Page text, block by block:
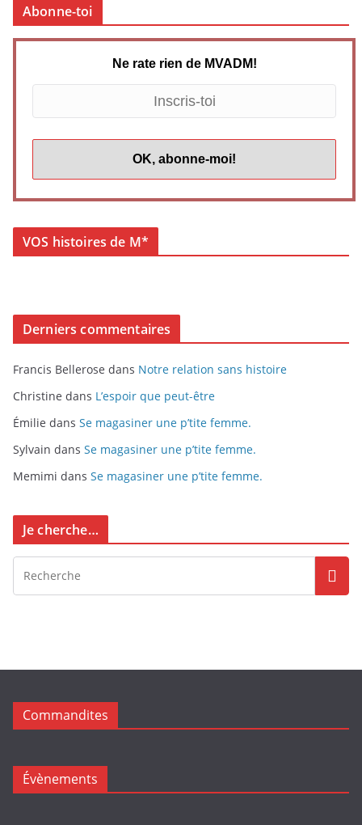
Abonne-toi
Ne rate rien de MVADM!
VOS histoires de M*
Derniers commentaires
Francis Bellerose dans Notre relation sans histoire
Christine dans L’espoir que peut-être
Émilie dans Se magasiner une p’tite femme.
Sylvain dans Se magasiner une p’tite femme.
Memimi dans Se magasiner une p’tite femme.
Je cherche…
Commandites
Évènements